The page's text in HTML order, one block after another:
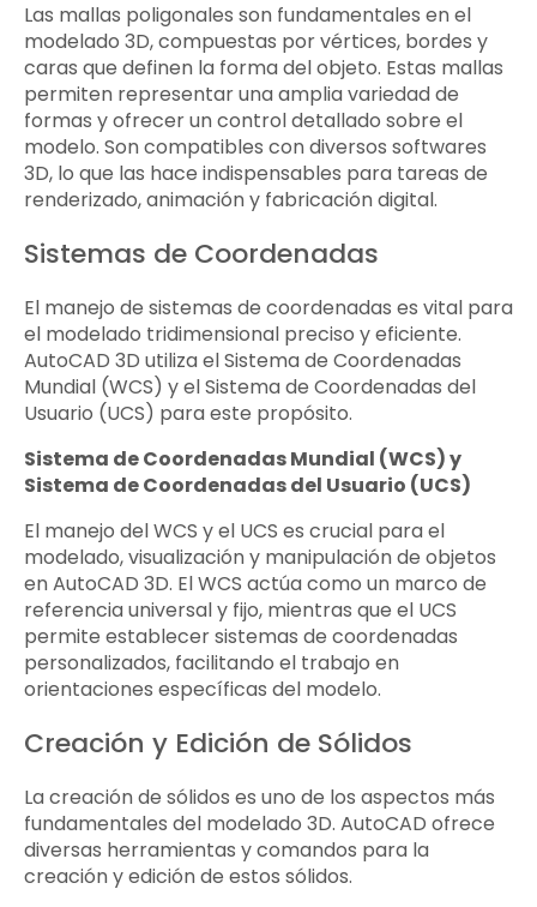
Las mallas poligonales son fundamentales en el
modelado 3D, compuestas por vértices, bordes y
caras que definen la forma del objeto. Estas mallas
permiten representar una amplia variedad de
formas y ofrecer un control detallado sobre el
modelo. Son compatibles con diversos softwares
3D, lo que las hace indispensables para tareas de
renderizado, animación y fabricación digital.
Sistemas de Coordenadas
El manejo de sistemas de coordenadas es vital para
el modelado tridimensional preciso y eficiente.
AutoCAD 3D utiliza el Sistema de Coordenadas
Mundial (WCS) y el Sistema de Coordenadas del
Usuario (UCS) para este propósito.
Sistema de Coordenadas Mundial (WCS) y
Sistema de Coordenadas del Usuario (UCS)
El manejo del WCS y el UCS es crucial para el
modelado, visualización y manipulación de objetos
en AutoCAD 3D. El WCS actúa como un marco de
referencia universal y fijo, mientras que el UCS
permite establecer sistemas de coordenadas
personalizados, facilitando el trabajo en
orientaciones específicas del modelo.
Creación y Edición de Sólidos
La creación de sólidos es uno de los aspectos más
fundamentales del modelado 3D. AutoCAD ofrece
diversas herramientas y comandos para la
creación y edición de estos sólidos.